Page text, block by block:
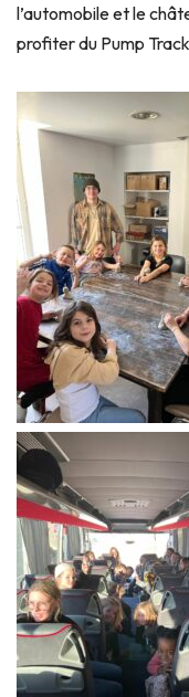
l’automobile et le
profiter du Pump